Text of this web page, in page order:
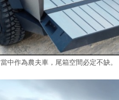
當中作為農夫車，尾箱空間必定不缺。